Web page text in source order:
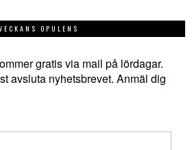
OPULENS
gratis via mail på lördagar.
avsluta nyhetsbrevet. Anmäl dig